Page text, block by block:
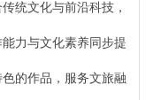
统文化与前沿科技，
力与文化素养同步提
的作品，服务文旅融